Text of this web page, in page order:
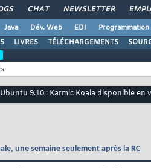
CHAT NEWSLETTER
Java Dév. Web EDI Programmation
LIVRES TÉLÉCHARGEMENTS
Ubuntu 9.10 : Karmic Koala disponible en
une semaine seulement après la RC